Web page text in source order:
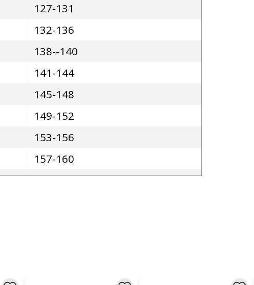
127-131
132-136
138--140
141-144
145-148
149-152
153-156
157-160